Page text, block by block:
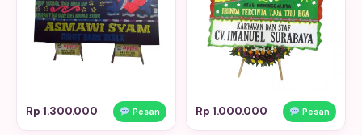
Rp 1.300.000 Pesan Rp 1.000.000 Pesan